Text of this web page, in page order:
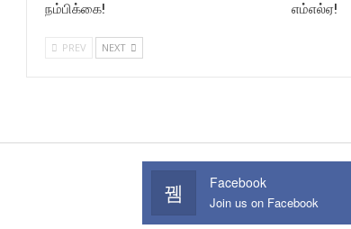
நம்பிக்கை!
எம்எல்ஏ!
PREV NEXT
Facebook
Join us on Facebook